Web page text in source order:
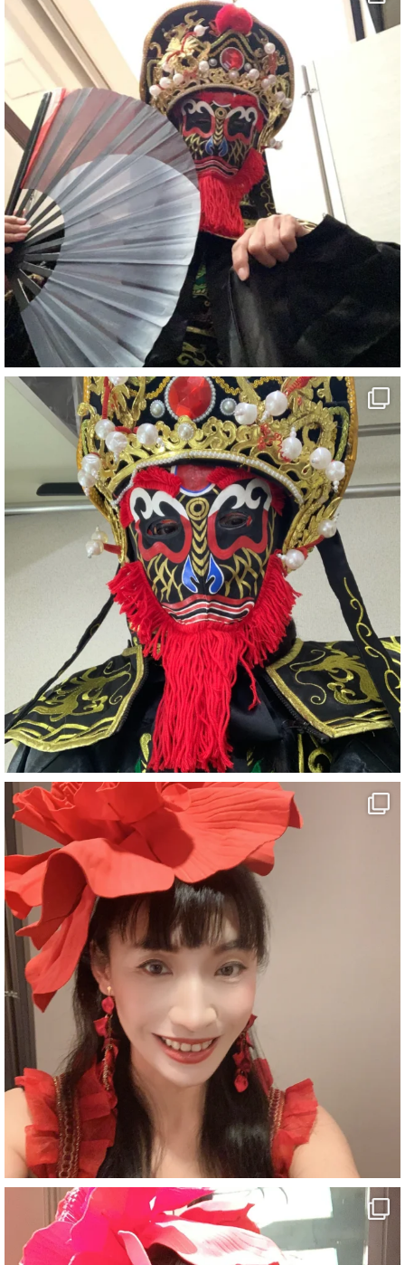
#旅行動画
#一人旅
#観光スポット
#Travel
#ehime
#旅行好きと繋がりたい
7 X
さらに読み込む